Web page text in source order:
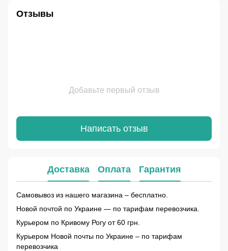
Отзывы
Добавьте первый отзыв
Написать отзыв
Доставка Оплата Гарантия
Самовывоз из нашего магазина – бесплатно.
Новой почтой по Украине — по тарифам перевозчика.
Курьером по Кривому Рогу от 60 грн.
Курьером Новой почты по Украине – по тарифам
перевозчика